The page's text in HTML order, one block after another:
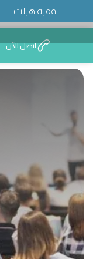
فقيه هيلث
اتصل الآن